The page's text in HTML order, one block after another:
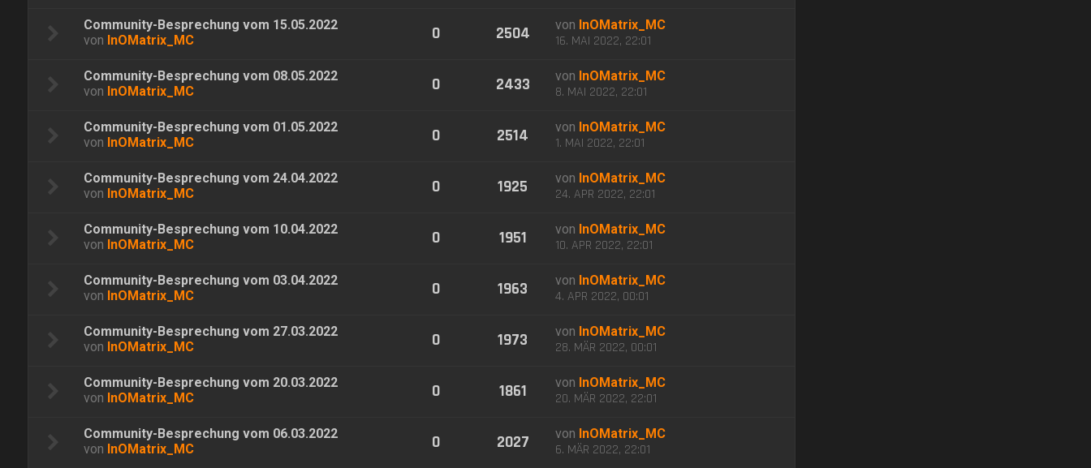
Community-Besprechung vom 15.05.2022
von InOMatrix_MC 0 2504 von InOMatrix_MC
16. MAI 2022, 22:01
Community-Besprechung vom 08.05.2022
von InOMatrix_MC 0 2433 von InOMatrix_MC
8. MAI 2022, 22:01
Community-Besprechung vom 01.05.2022
von InOMatrix_MC 0 2514 von InOMatrix_MC
1. MAI 2022, 22:01
Community-Besprechung vom 24.04.2022
von InOMatrix_MC 0 1925 von InOMatrix_MC
24. APR 2022, 22:01
Community-Besprechung vom 10.04.2022
von InOMatrix_MC 0 1951 von InOMatrix_MC
10. APR 2022, 22:01
Community-Besprechung vom 03.04.2022
von InOMatrix_MC 0 1963 von InOMatrix_MC
4. APR 2022, 00:01
Community-Besprechung vom 27.03.2022
von InOMatrix_MC 0 1973 von InOMatrix_MC
28. MÄR 2022, 00:01
Community-Besprechung vom 20.03.2022
von InOMatrix_MC 0 1861 von InOMatrix_MC
20. MÄR 2022, 22:01
Community-Besprechung vom 06.03.2022
von InOMatrix_MC 0 2027 von InOMatrix_MC
6. MÄR 2022, 22:01